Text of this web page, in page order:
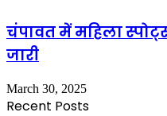
चंपावत में महिला
जारी
March 30, 2025
Recent Posts